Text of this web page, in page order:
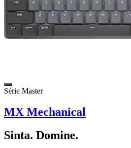
Série Master
MX Mechanical
Sinta. Domine.